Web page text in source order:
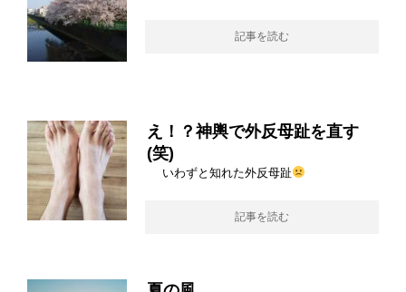
記事を読む
え！？神輿で外反母趾を直す
(笑)
いわずと知れた外反母趾
記事を読む